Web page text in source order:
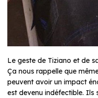
Le geste de Tiziano et de
Ça nous rappelle que
peuvent avoir un impact
est devenu indéfectible. Ils